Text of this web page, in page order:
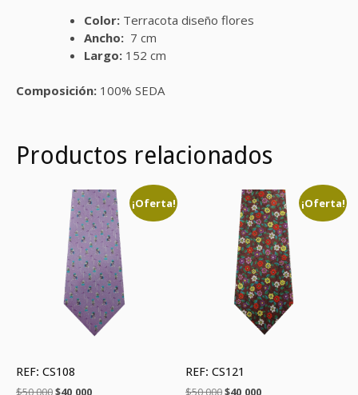
Color: Terracota diseño flores
Ancho: 7 cm
Largo: 152 cm
Composición: 100% SEDA
Productos relacionados
¡Oferta!
REF: CS108
$50,000El
$40,000El
¡Oferta!
REF: CS121
$50,000El
$40,000El